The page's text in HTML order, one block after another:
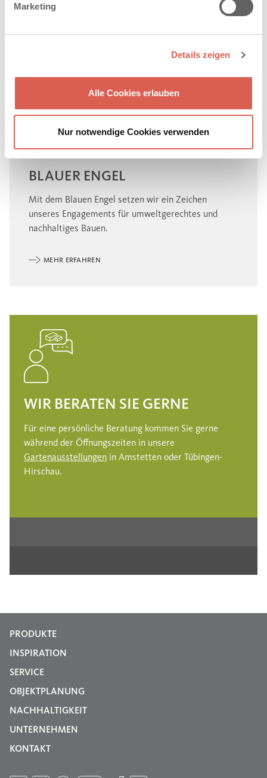
Marketing
Details zeigen
Alle Cookies erlauben
Nur notwendige Cookies verwenden
BLAUER ENGEL
Mit dem Blauen Engel setzen wir ein Zeichen
unseres Engagements für umweltgerechtes und
nachhaltiges Bauen.
MEHR ERFAHREN
WIR BERATEN SIE GERNE
Für eine persönliche Beratung kommen Sie gerne
während der Öffnungszeiten in unsere
Gartenausstellungen in Amstetten oder Tübingen-
Hirschau.
PRODUKTE
INSPIRATION
SERVICE
OBJEKTPLANUNG
NACHHALTIGKEIT
UNTERNEHMEN
KONTAKT